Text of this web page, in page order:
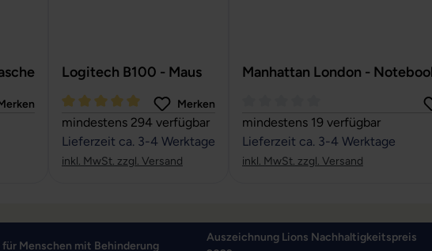
Logitech B100 - Maus
Durchschnittliche Bewertung von 5 von 5 Sternen
Merken
mindestens 294 verfügbar
Lieferzeit ca. 3-4 Werktage
inkl. MwSt. zzgl. Versand
Manhattan London -
Durchschnittliche Bewertung von
mindestens 19 verfügbar
Lieferzeit ca. 3-4 Werktage
inkl. MwSt. zzgl. Versand
Menschen mit Behinderung
Auszeichnung Lions Nachhaltigkeitspreis